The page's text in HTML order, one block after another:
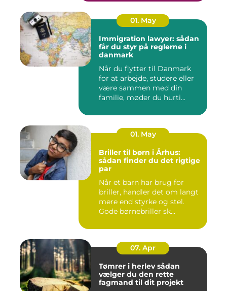
01. May
Immigration lawyer: sådan
får du styr på reglerne i
danmark
Når du flytter til Danmark
for at arbejde, studere eller
være sammen med din
familie, møder du hurti...
01. May
Briller til børn i Århus:
sådan finder du det rigtige
par
Når et barn har brug for
briller, handler det om langt
mere end styrke og stel.
Gode børnebriller sk...
07. Apr
Tømrer i herlev sådan
vælger du den rette
fagmand til dit projekt